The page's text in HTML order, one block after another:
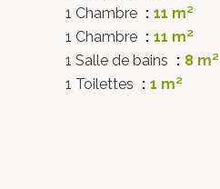
1 Chambre
11 m²
1 Chambre
11 m²
1 Salle de bains
8 m²
1 Toilettes
1 m²